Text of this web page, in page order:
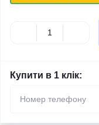
Купити в 1 клік: